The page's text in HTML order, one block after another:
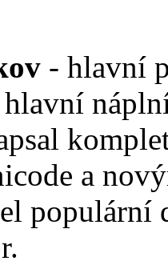
- hlavní
a
populární